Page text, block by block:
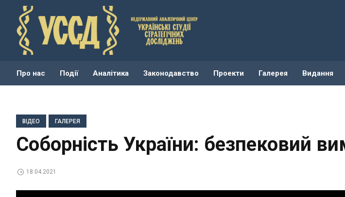
Про нас Події Аналітика Законодавство Проекти Галерея Видання
ВІДЕО ГАЛЕРЕЯ
Соборність України: безпековий
18.04.2021